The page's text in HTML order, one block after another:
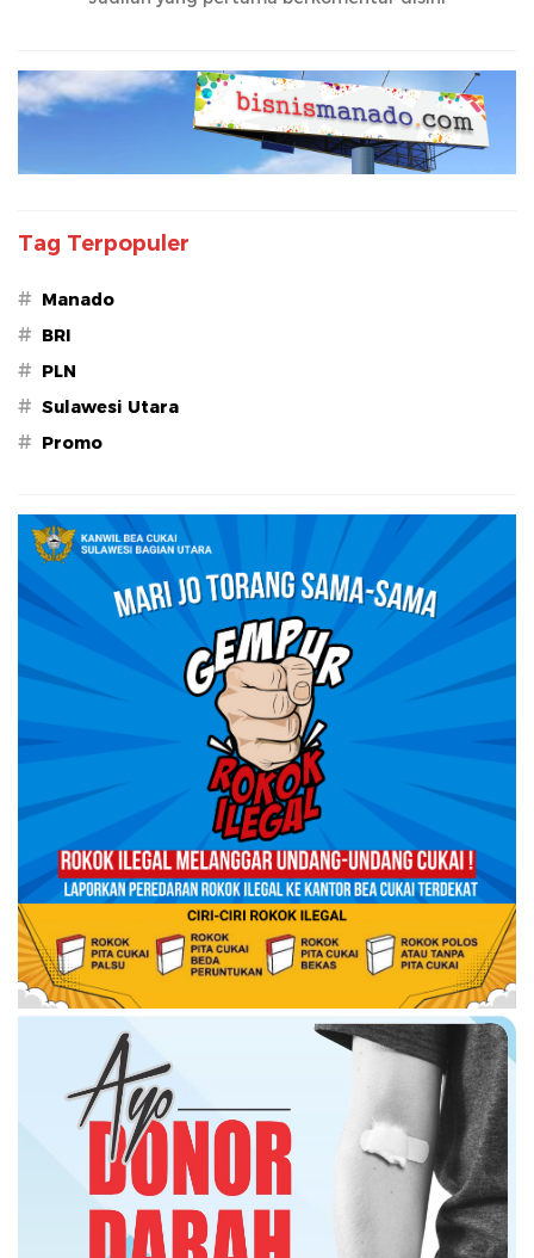
Tag Terpopuler
# Manado
# BRI
# PLN
# Sulawesi Utara
# Promo